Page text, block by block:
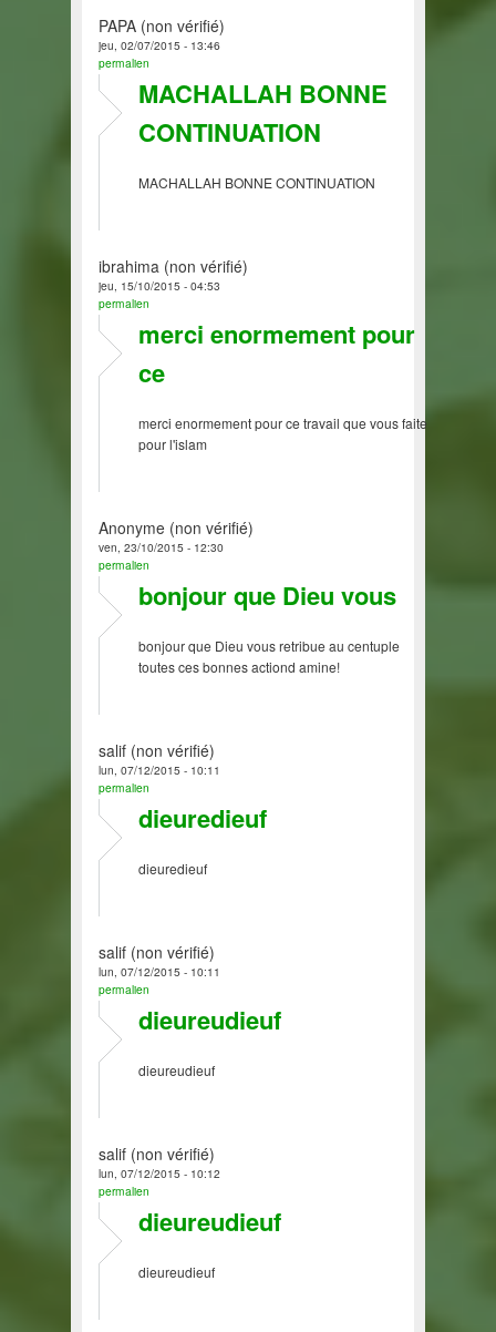
PAPA (non vérifié)
jeu, 02/07/2015 - 13:46
permalien
MACHALLAH BONNE
CONTINUATION
MACHALLAH BONNE CONTINUATION
ibrahima (non vérifié)
jeu, 15/10/2015 - 04:53
permalien
merci enormement pour
ce
merci enormement pour ce travail que vous faite
pour l'islam
Anonyme (non vérifié)
ven, 23/10/2015 - 12:30
permalien
bonjour que Dieu vous
bonjour que Dieu vous retribue au centuple
toutes ces bonnes actiond amine!
salif (non vérifié)
lun, 07/12/2015 - 10:11
permalien
dieuredieuf
dieuredieuf
salif (non vérifié)
lun, 07/12/2015 - 10:11
permalien
dieureudieuf
dieureudieuf
salif (non vérifié)
lun, 07/12/2015 - 10:12
permalien
dieureudieuf
dieureudieuf